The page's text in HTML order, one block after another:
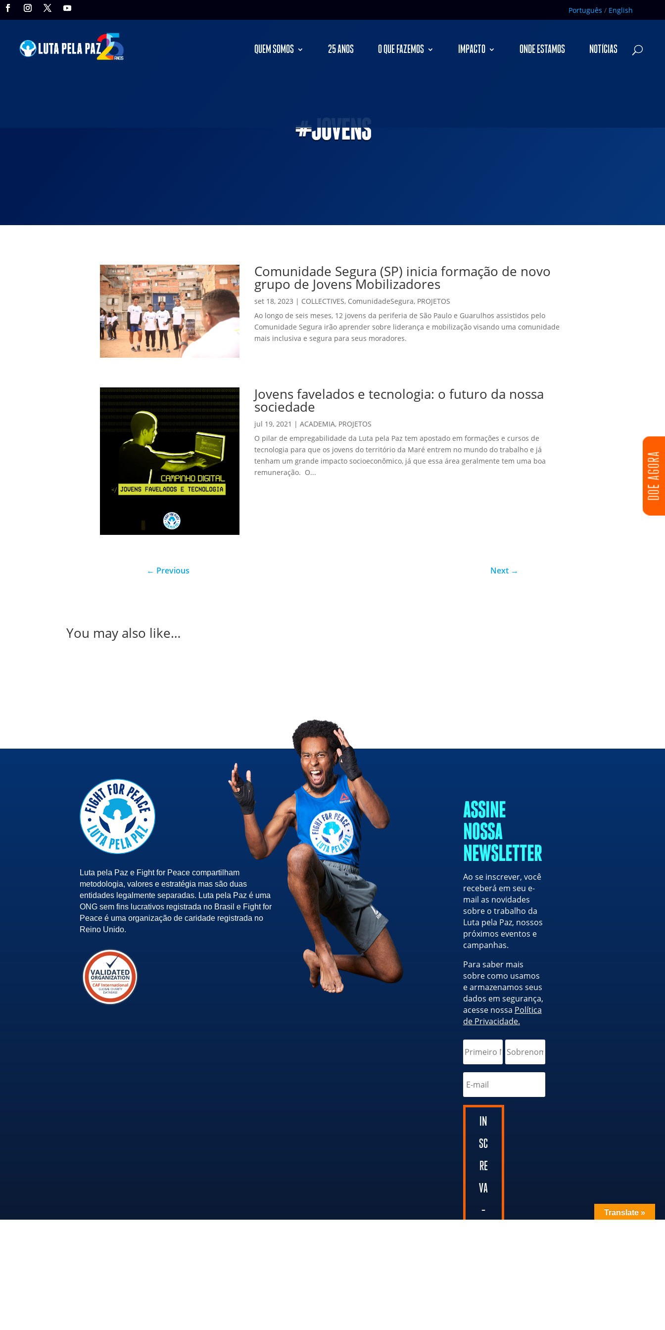
DOE AGORA
Português / English
QUEM SOMOS 25 ANOS O QUE FAZEMOS IMPACTO ONDE ESTAMOS NOTÍCIAS
#JOVENS
Comunidade Segura (SP) inicia formação de novo
grupo de Jovens Mobilizadores
set 18, 2023 | COLLECTIVES, ComunidadeSegura, PROJETOS
Ao longo de seis meses, 12 jovens da periferia de São Paulo e Guarulhos assistidos pelo
Comunidade Segura irão aprender sobre liderança e mobilização visando uma comunidade
mais inclusiva e segura para seus moradores.
Jovens favelados e tecnologia: o futuro da nossa
sociedade
jul 19, 2021 | ACADEMIA, PROJETOS
O pilar de empregabilidade da Luta pela Paz tem apostado em formações e cursos de
tecnologia para que os jovens do território da Maré entrem no mundo do trabalho e já
tenham um grande impacto socioeconômico, já que essa área geralmente tem uma boa
remuneração. O...
← Previous Next →
You may also like…
Luta pela Paz e Fight for Peace compartilham
metodologia, valores e estratégia mas são duas
entidades legalmente separadas. Luta pela Paz é uma
ONG sem fins lucrativos registrada no Brasil e Fight for
Peace é uma organização de caridade registrada no
Reino Unido.
ASSINE
NOSSA
NEWSLETTER
Ao se inscrever, você
receberá em seu e-
mail as novidades
sobre o trabalho da
Luta pela Paz, nossos
próximos eventos e
campanhas.
Para saber mais
sobre como usamos
e armazenamos seus
dados em segurança,
acesse nossa Política
de Privacidade.
IN
SC
RE
VA
-
Translate »